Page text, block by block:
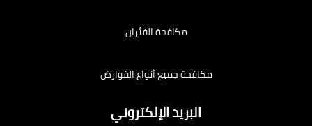
مكافحة الفئران
مكافحة جميع أنواع القوارض
البريد الإلكتروني